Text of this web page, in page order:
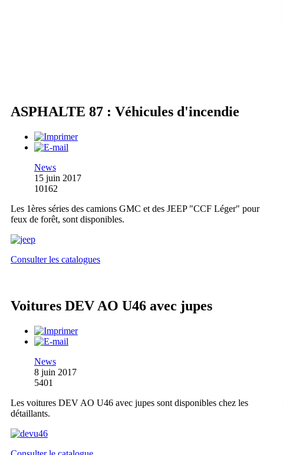
ASPHALTE 87 : Véhicules d'incendie
News
15 juin 2017
10162
Les 1ères séries des camions GMC et des JEEP "CCF Léger" pour
feux de forêt, sont disponibles.
Consulter les catalogues
Voitures DEV AO U46 avec jupes
News
8 juin 2017
5401
Les voitures DEV AO U46 avec jupes sont disponibles chez les
détaillants.